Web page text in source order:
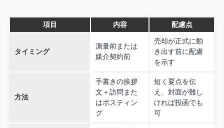
項目 内容 配慮点
タイミング
測量前または
媒介契約前
売却が正式に動
き出す前に配慮
を示す
方法
手書きの挨拶
文＋訪問また
はポスティン
グ
短く要点を伝
え、対面が難し
ければ投函でも
可